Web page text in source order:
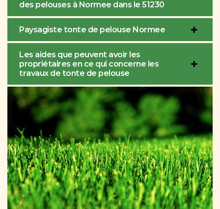
des pelouses à Normee dans le 51230
Paysagiste tonte de pelouse Normee
Les aides que peuvent avoir les
propriétaires en ce qui concerne les
travaux de tonte de pelouse